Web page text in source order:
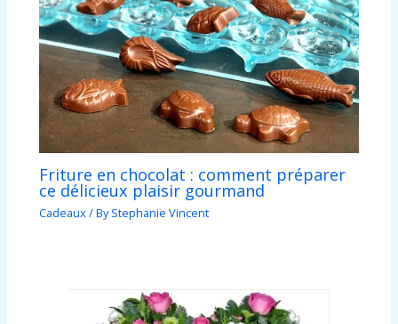
Friture en chocolat : comment préparer
ce délicieux plaisir gourmand
Cadeaux/ ByStephanie Vincent